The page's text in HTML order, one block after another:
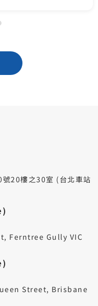
20樓之30室 (台北車站
Ferntree Gully VIC
Street, Brisbane